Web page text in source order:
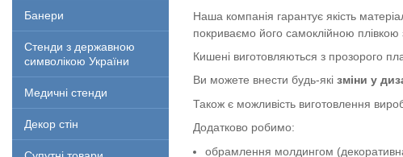
Банери
Стенди з державною
символікою України
Медичні стенди
Декор стін
Наша компанія гарантує якість
покриваємо його самоклійною
Кишені виготовляються з прозорого
Ви можете внести будь-які зміни у
Також є можливість виготовлення
Додатково робимо:
обрамлення молдингом